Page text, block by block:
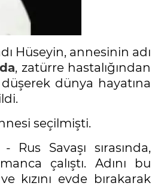
Hüseyin, annesinin adı
, zatürre hastalığından
dünya hayatına
seçilmişti.
Savaşı sırasında,
çalıştı. Adını bu
kızını evde bırakarak